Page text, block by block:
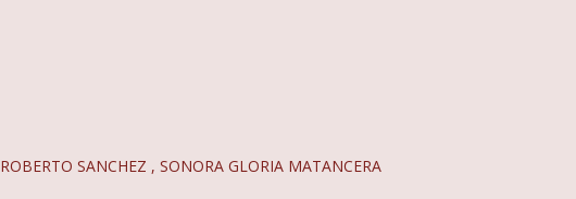
ROBERTO SANCHEZ
SONORA GLORIA MATANCERA